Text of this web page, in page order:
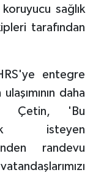
sağlık
tarafından
entegre
daha
Çetin, 'Bu
isteyen
randevu